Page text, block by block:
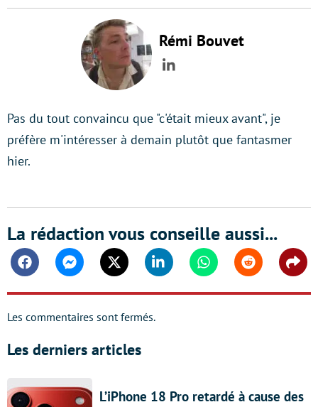
Rémi Bouvet
LinkedIn
Pas du tout convaincu que "c'était mieux avant", je
préfère m'intéresser à demain plutôt que fantasmer
hier.
La rédaction vous conseille aussi...
FacebookMessengerTwitter Linkedin WhatsappReddit
Les commentaires sont fermés.
Les derniers articles
L’iPhone 18 Pro retardé à cause des